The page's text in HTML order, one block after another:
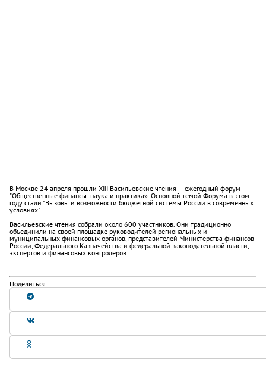
В Москве 24 апреля прошли XIII Васильевские чтения — ежегодный форум
"Общественные финансы: наука и практика». Основной темой Форума в этом
году стали "Вызовы и возможности бюджетной системы России в современных
условиях".
Васильевские чтения собрали около 600 участников. Они традиционно
объединили на своей площадке руководителей региональных и
муниципальных финансовых органов, представителей Министерства финансов
России, Федерального Казначейства и федеральной законодательной власти,
экспертов и финансовых контролеров.
Поделиться: